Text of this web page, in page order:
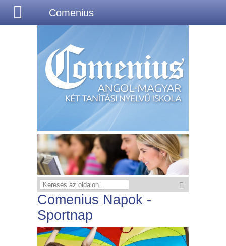
Comenius
Comenius Napok -
Sportnap